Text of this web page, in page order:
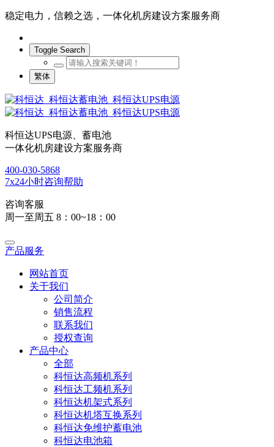
稳定电力，信赖之选，一体化机房建设方案服务商
Toggle Search
繁体
科恒达UPS电源、蓄电池
一体化机房建设方案服务商
400-030-5868
7x24小时咨询帮助
咨询客服
周一至周五 8：00~18：00
产品服务
网站首页
关于我们
公司简介
销售流程
联系我们
授权查询
产品中心
全部
科恒达高频机系列
科恒达工频机系列
科恒达机架式系列
科恒达机塔互换系列
科恒达免维护蓄电池
科恒达电池箱